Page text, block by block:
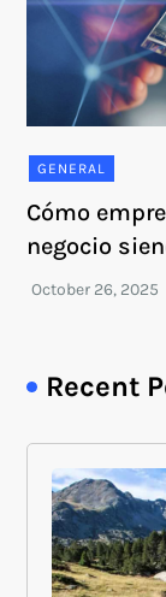
GENERAL
Cómo
negocio
Recent